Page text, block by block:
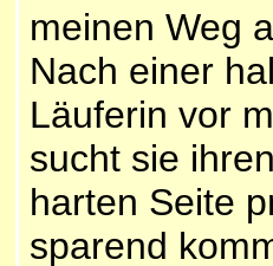
meinen Weg
Nach einer
Läuferin vor
sucht sie
harten Seite
sparend